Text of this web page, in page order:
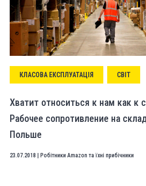
КЛАСОВА ЕКСПЛУАТАЦІЯ СВІТ
Хватит относиться к нам как к
Рабочее сопротивление на
Польше
23.07.2018 Робітники Amazon та їхні прибічники